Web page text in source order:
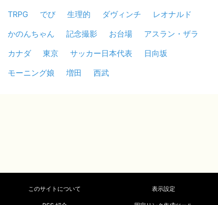
TRPG
でび 生理的 ダヴィンチ
レオナルド
かのんちゃん
記念撮影 お台場
アスラン・ザラ
カナダ
東京 サッカー日本代表
日向坂
モーニング娘
増田 西武
このサイトについて 表示設定